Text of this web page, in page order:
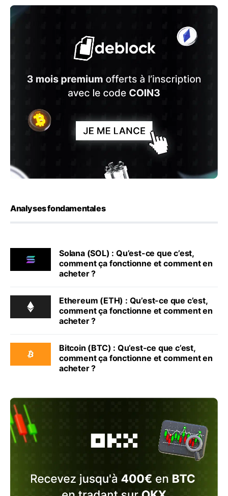
Analyses fondamentales
Solana (SOL) : Qu’est-ce que c’est,
comment ça fonctionne et comment en
acheter ?
Ethereum (ETH) : Qu’est-ce que c’est,
comment ça fonctionne et comment en
acheter ?
Bitcoin (BTC) : Qu’est-ce que c’est,
comment ça fonctionne et comment en
acheter ?